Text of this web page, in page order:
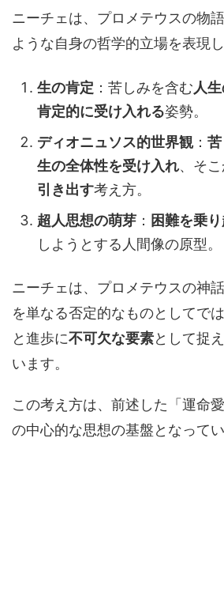
ニーチェは、プロメテウスの物
ような自身の哲学的立場を表現し
生の肯定 ：苦しみを含む人
肯定的に受け入れる姿勢。
ディオニュソス的世界観：
生の全体性を受け入れ、そ
引き出す考え方。
超人思想の萌芽 ： 困難を乗
しようとする人間像の原型。
ニーチェは、プロメテウスの神
を単なる否定的なものとしてで
と進歩に不可欠な要素として捉
います。
この考え方は、前述した「運命
の中心的な思想の基盤となってい